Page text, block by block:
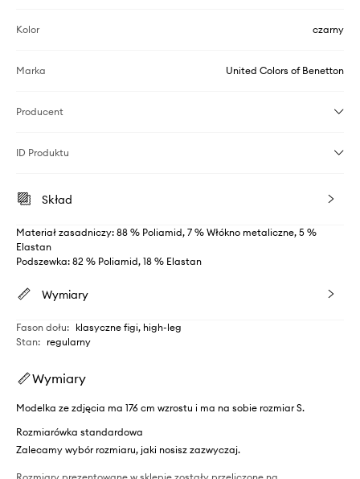
Kolor czarny
Marka United Colors of Benetton
Producent
ID Produktu
Skład
Materiał zasadniczy: 88 % Poliamid, 7 % Włókno metaliczne, 5 %
Elastan
Podszewka: 82 % Poliamid, 18 % Elastan
Wymiary
Fason dołu: klasyczne figi, high-leg
Stan: regularny
Wymiary
Modelka ze zdjęcia ma 176 cm wzrostu i ma na sobie rozmiar S.
Rozmiarówka standardowa
Zalecamy wybór rozmiaru, jaki nosisz zazwyczaj.